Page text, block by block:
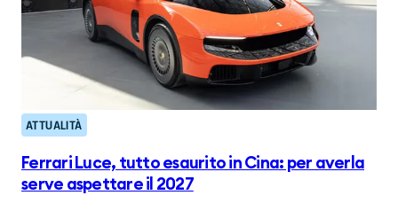
ATTUALITÀ
Ferrari Luce, tutto esaurito in Cina: per averla
serve aspettare il 2027